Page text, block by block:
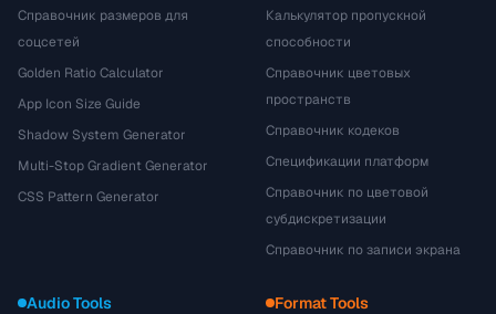
Справочник размеров для
соцсетей
Golden Ratio Calculator
App Icon Size Guide
Shadow System Generator
Multi-Stop Gradient Generator
CSS Pattern Generator
Калькулятор пропускной
способности
Справочник цветовых
пространств
Справочник кодеков
Спецификации платформ
Справочник по цветовой
субдискретизации
Справочник по записи экрана
Audio Tools Format Tools